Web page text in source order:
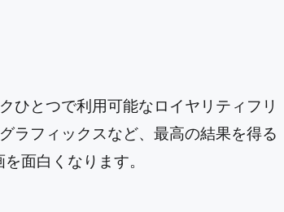
ひとつで利用可能なロイヤリティフリ
ラフィックスなど、最高の結果を得る
面白くなります。